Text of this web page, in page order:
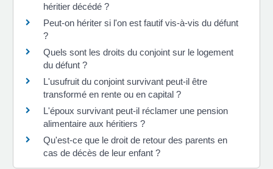
héritier décédé ?
Peut-on hériter si l'on est fautif vis-à-vis du défunt
?
Quels sont les droits du conjoint sur le logement
du défunt ?
L'usufruit du conjoint survivant peut-il être
transformé en rente ou en capital ?
L'époux survivant peut-il réclamer une pension
alimentaire aux héritiers ?
Qu'est-ce que le droit de retour des parents en
cas de décès de leur enfant ?